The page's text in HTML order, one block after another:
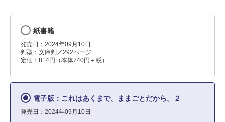
紙書籍
発売日：2024年09月10日
判型：文庫判／292ページ
定価：814円（本体740円＋税）
電子版：これはあくまで、ままごとだから。２
発売日：2024年09月10日